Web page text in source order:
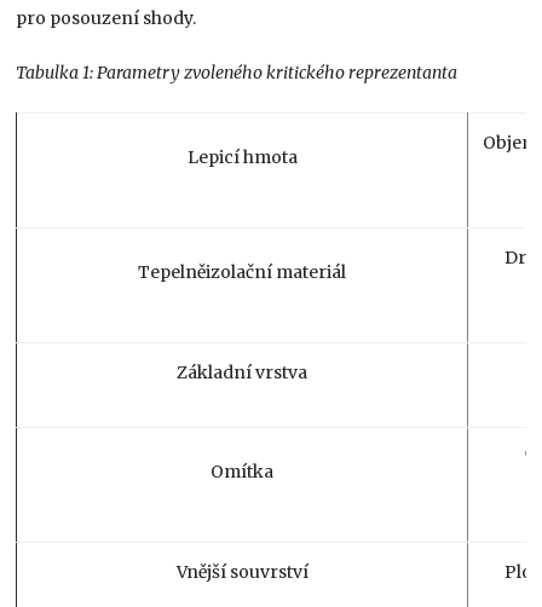
pro posouzení shody.
Tabulka 1: Parametry zvoleného kritického reprezentanta
Lepicí hmota
Tepelněizolační materiál
Základní vrstva
Omítka
Vnější souvrství